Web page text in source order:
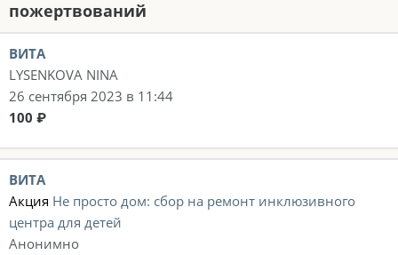
пожертвований
ВИТА
LYSENKOVA NINA
26 сентября 2023 в 11:44
100 ₽
ВИТА
Акция Не просто дом: сбор на ремонт инклюзивного
центра для детей
Анонимно